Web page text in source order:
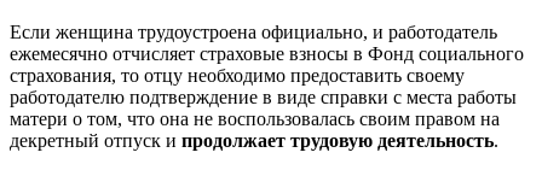
Если женщина трудоустроена официально, и работодатель
ежемесячно отчисляет страховые взносы в Фонд социального
страхования, то отцу необходимо предоставить своему
работодателю подтверждение в виде справки с места работы
матери о том, что она не воспользовалась своим правом на
декретный отпуск и продолжает трудовую деятельность.